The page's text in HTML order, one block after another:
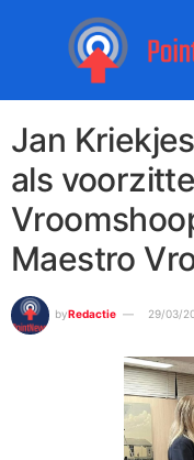
Jan
als
Maestro
byRedactie 29/03/